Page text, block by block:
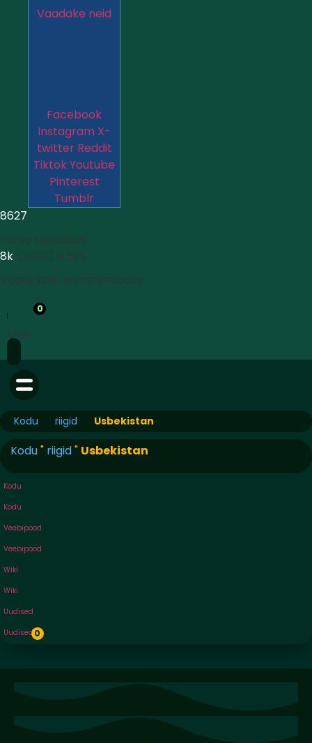
Vaadake neid
Facebook
Instagram X-
twitter Reddit
TiktokYoutube
Pinterest
Tumblr
8627
Terve tselluloos
8k  4.5/5
Vaata kõiki kommentaare
0
Otsi
Kodu riigid Usbekistan
Kodu" riigid" Usbekistan
Kodu
Kodu
Veebipood
Veebipood
Wiki
Wiki
Uudised
Uudised0